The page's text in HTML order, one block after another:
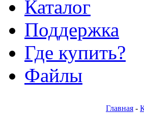
Каталог
Поддержка
Где купить?
Файлы
Главная -